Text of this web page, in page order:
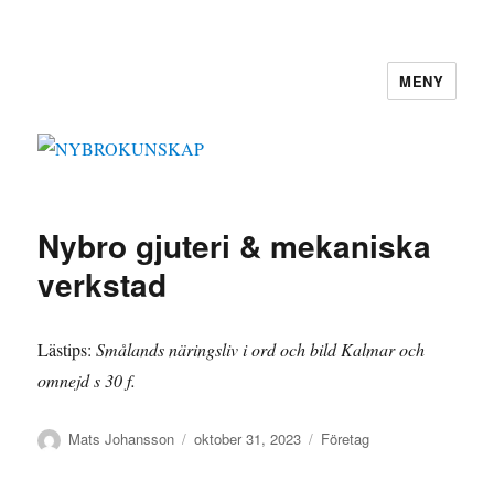
MENY
Nybro gjuteri & mekaniska
verkstad
Lästips:Smålands näringsliv i ord och bild Kalmar och
omnejd s 30 f.
Författare
Mats Johansson
Publicerat
oktober 31, 2023 Kategorier
Företag